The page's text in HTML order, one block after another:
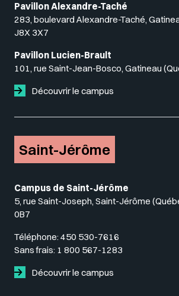
Pavillon Alexandre-Taché
283, boulevard Alexandre-Taché,
J8X 3X7
Pavillon Lucien-Brault
101, rue Saint-Jean-Bosco, Gatineau
Découvrir le campus
Saint-Jérôme
Campus de Saint-Jérôme
5, rue Saint-Joseph, Saint-Jérôme
0B7
Téléphone: 450 530-7616
Sans frais: 1 800 567-1283
Découvrir le campus